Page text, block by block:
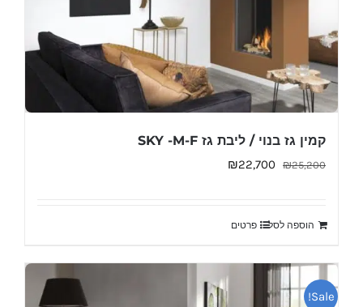
קמין גז בנוי / ליבת גז SKY -M-F
₪25,200
המחיר
₪25,200.
₪22,700
הוספה לסל פרטים
Sale!